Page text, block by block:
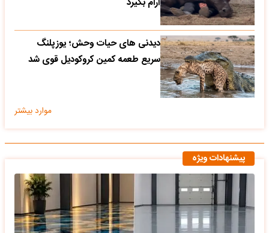
دیدنی های حیات وحش؛ یوزپلنگ
سریع طعمه کمین کروکودیل قوی شد
موارد بیشتر
پیشنهادات ویژه